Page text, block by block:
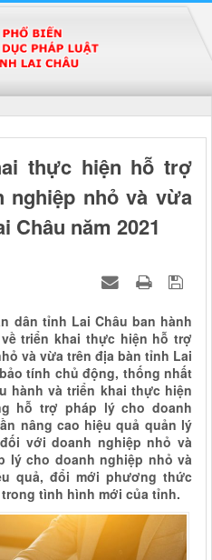
thực hiện hỗ trợ
nghiệp nhỏ và vừa
Châu năm 2021
dân tỉnh Lai Châu ban hành
về triển khai thực hiện hỗ trợ
và vừa trên địa bàn tỉnh Lai
tính chủ động, thống nhất
hành và triển khai thực hiện
hỗ trợ pháp lý cho doanh
nâng cao hiệu quả quản lý
với doanh nghiệp nhỏ và
lý cho doanh nghiệp nhỏ và
quả, đổi mới phương thức
tình hình mới của tỉnh.